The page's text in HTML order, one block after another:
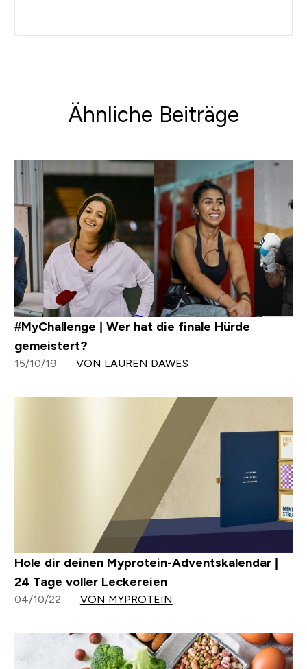
Ähnliche Beiträge
#MyChallenge | Wer hat die finale Hürde
gemeistert?
15/10/19 VON LAUREN DAWES
Hole dir deinen Myprotein-Adventskalendar |
24 Tage voller Leckereien
04/10/22 VON MYPROTEIN